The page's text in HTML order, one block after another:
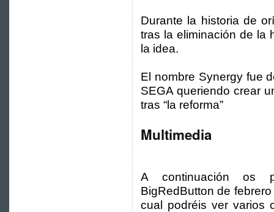
Durante la historia de
tras la eliminación de la
la idea.
El nombre Synergy fue
SEGA queriendo crear
tras “la reforma”
Multimedia
A continuación os
BigRedButton de
cual podréis ver varios